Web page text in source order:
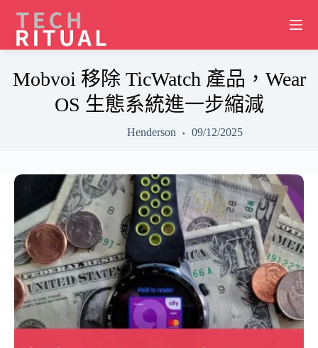
content
Mobvoi 移除 TicWatch 產品，Wear
OS 生態系統進一步縮減
Henderson 09/12/2025